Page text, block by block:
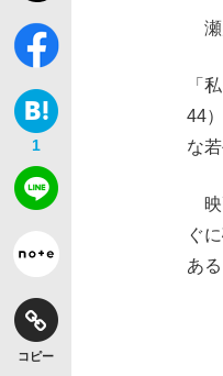
1
コピー
瀬
「
44
な
映
ぐ
あ